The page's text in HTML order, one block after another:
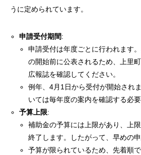
うに定められています。
申請受付期間:
申請受付は年度ごとに行われます
の開始前に公表されるため、上里
広報誌を確認してください。
例年、4月1日から受付が開始され
いては毎年度の案内を確認する必要
予算上限:
補助金の予算には上限があり、上
終了します。したがって、早めの
予算が限られているため、先着順